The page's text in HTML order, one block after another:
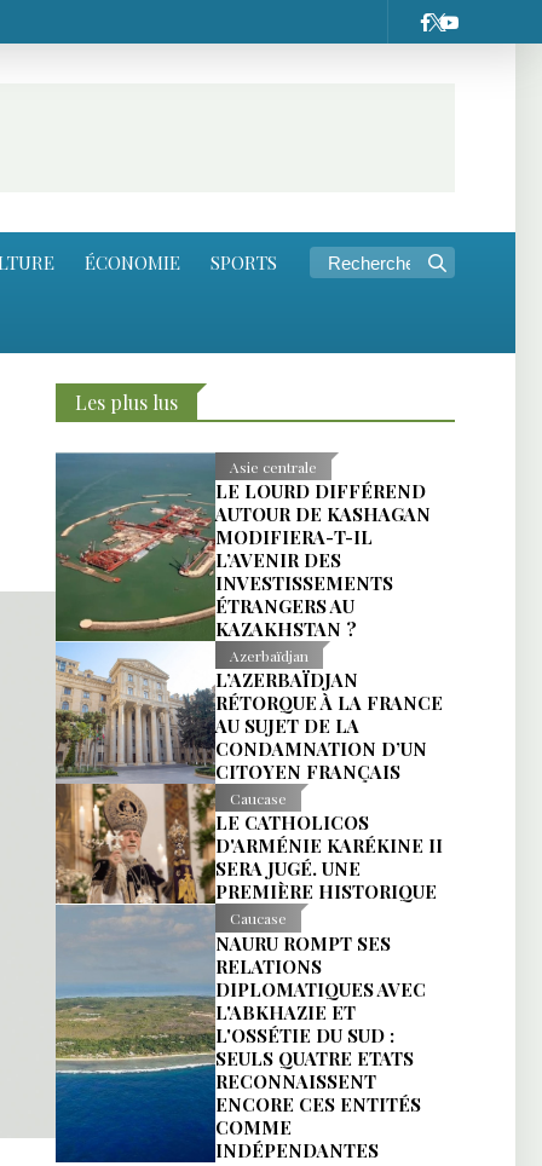
ÉCONOMIE SPORTS
Les plus lus
Asie centrale
LE LOURD DIFFÉREND
AUTOUR DE KASHAGAN
MODIFIERA-T-IL
L’AVENIR DES
INVESTISSEMENTS
ÉTRANGERS AU
KAZAKHSTAN ?
Azerbaïdjan
L’AZERBAÏDJAN
RÉTORQUE À LA FRANCE
AU SUJET DE LA
CONDAMNATION D’UN
CITOYEN FRANÇAIS
Caucase
LE CATHOLICOS
D'ARMÉNIE KARÉKINE II
SERA JUGÉ. UNE
PREMIÈRE HISTORIQUE
Caucase
NAURU ROMPT SES
RELATIONS
DIPLOMATIQUES AVEC
L'ABKHAZIE ET
L'OSSÉTIE DU SUD :
SEULS QUATRE ETATS
RECONNAISSENT
ENCORE CES ENTITÉS
COMME
INDÉPENDANTES